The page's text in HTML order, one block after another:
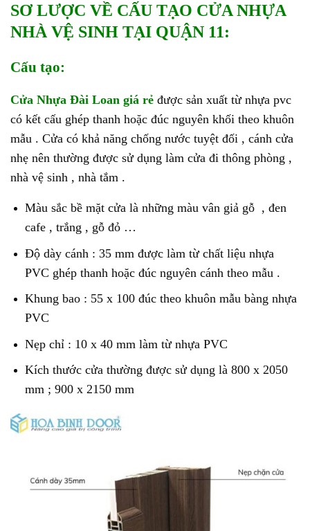
SƠ LƯỢC VỀ CẤU TẠO CỬA NHỰA
NHÀ VỆ SINH TẠI QUẬN 11:
Cấu tạo:
Cửa Nhựa Đài Loan giá rẻ được sản xuất từ nhựa pvc
có kết cấu ghép thanh hoặc đúc nguyên khối theo khuôn
mẫu . Cửa có khả năng chống nước tuyệt đối , cánh cửa
nhẹ nên thường được sử dụng làm cửa đi thông phòng ,
nhà vệ sinh , nhà tắm .
Màu sắc bề mặt cửa là những màu vân giả gỗ , đen
cafe , trắng , gỗ đỏ …
Độ dày cánh : 35 mm được làm từ chất liệu nhựa
PVC ghép thanh hoặc đúc nguyên cánh theo mẫu .
Khung bao : 55 x 100 đúc theo khuôn mẫu bàng nhựa
PVC
Nẹp chỉ : 10 x 40 mm làm từ nhựa PVC
Kích thước cửa thường được sử dụng là 800 x 2050
mm ; 900 x 2150 mm